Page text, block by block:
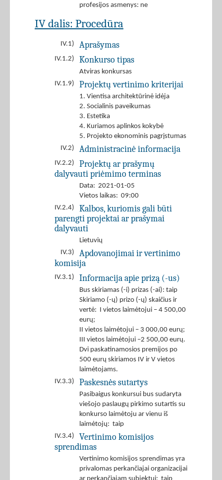
profesijos asmenys: ne
IV dalis: Procedūra
IV.1) Aprašymas
IV.1.2) Konkurso tipas
Atviras konkursas
IV.1.9)
Projektų vertinimo kriterijai
1. Vientisa architektūrinė idėja
2. Socialinis paveikumas
3. Estetika
4. Kuriamos aplinkos kokybė
5. Projekto ekonominis pagrįstumas
IV.2)
Administracinė informacija
IV.2.2)
Projektų ar prašymų
dalyvauti priėmimo terminas
Data: 2021-01-05
Vietos laikas: 09:00
IV.2.4)
Kalbos, kuriomis gali būti
parengti projektai ar prašymai
dalyvauti
Lietuvių
IV.3)
Apdovanojimai ir vertinimo
komisija
IV.3.1) Informacija apie prizą (-us)
Bus skiriamas (-i) prizas (-ai): taip
Skiriamo (-ų) prizo (-ų) skaičius ir
vertė: I vietos laimėtojui – 4 500,00
eurų;
II vietos laimėtojui – 3 000,00 eurų;
III vietos laimėtojui –2 500,00 eurų.
Dvi paskatinamosios premijos po
500 eurų skiriamos IV ir V vietos
laimėtojams.
IV.3.3)
Paskesnės sutartys
Pasibaigus konkursui bus sudaryta
viešojo paslaugų pirkimo sutartis su
konkurso laimėtoju ar vienu iš
laimėtojų: taip
IV.3.4)
Vertinimo komisijos
sprendimas
Vertinimo komisijos sprendimas yra
privalomas perkančiajai organizacijai